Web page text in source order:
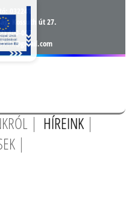
Kossuth út 27.
400-007
HÍREINK